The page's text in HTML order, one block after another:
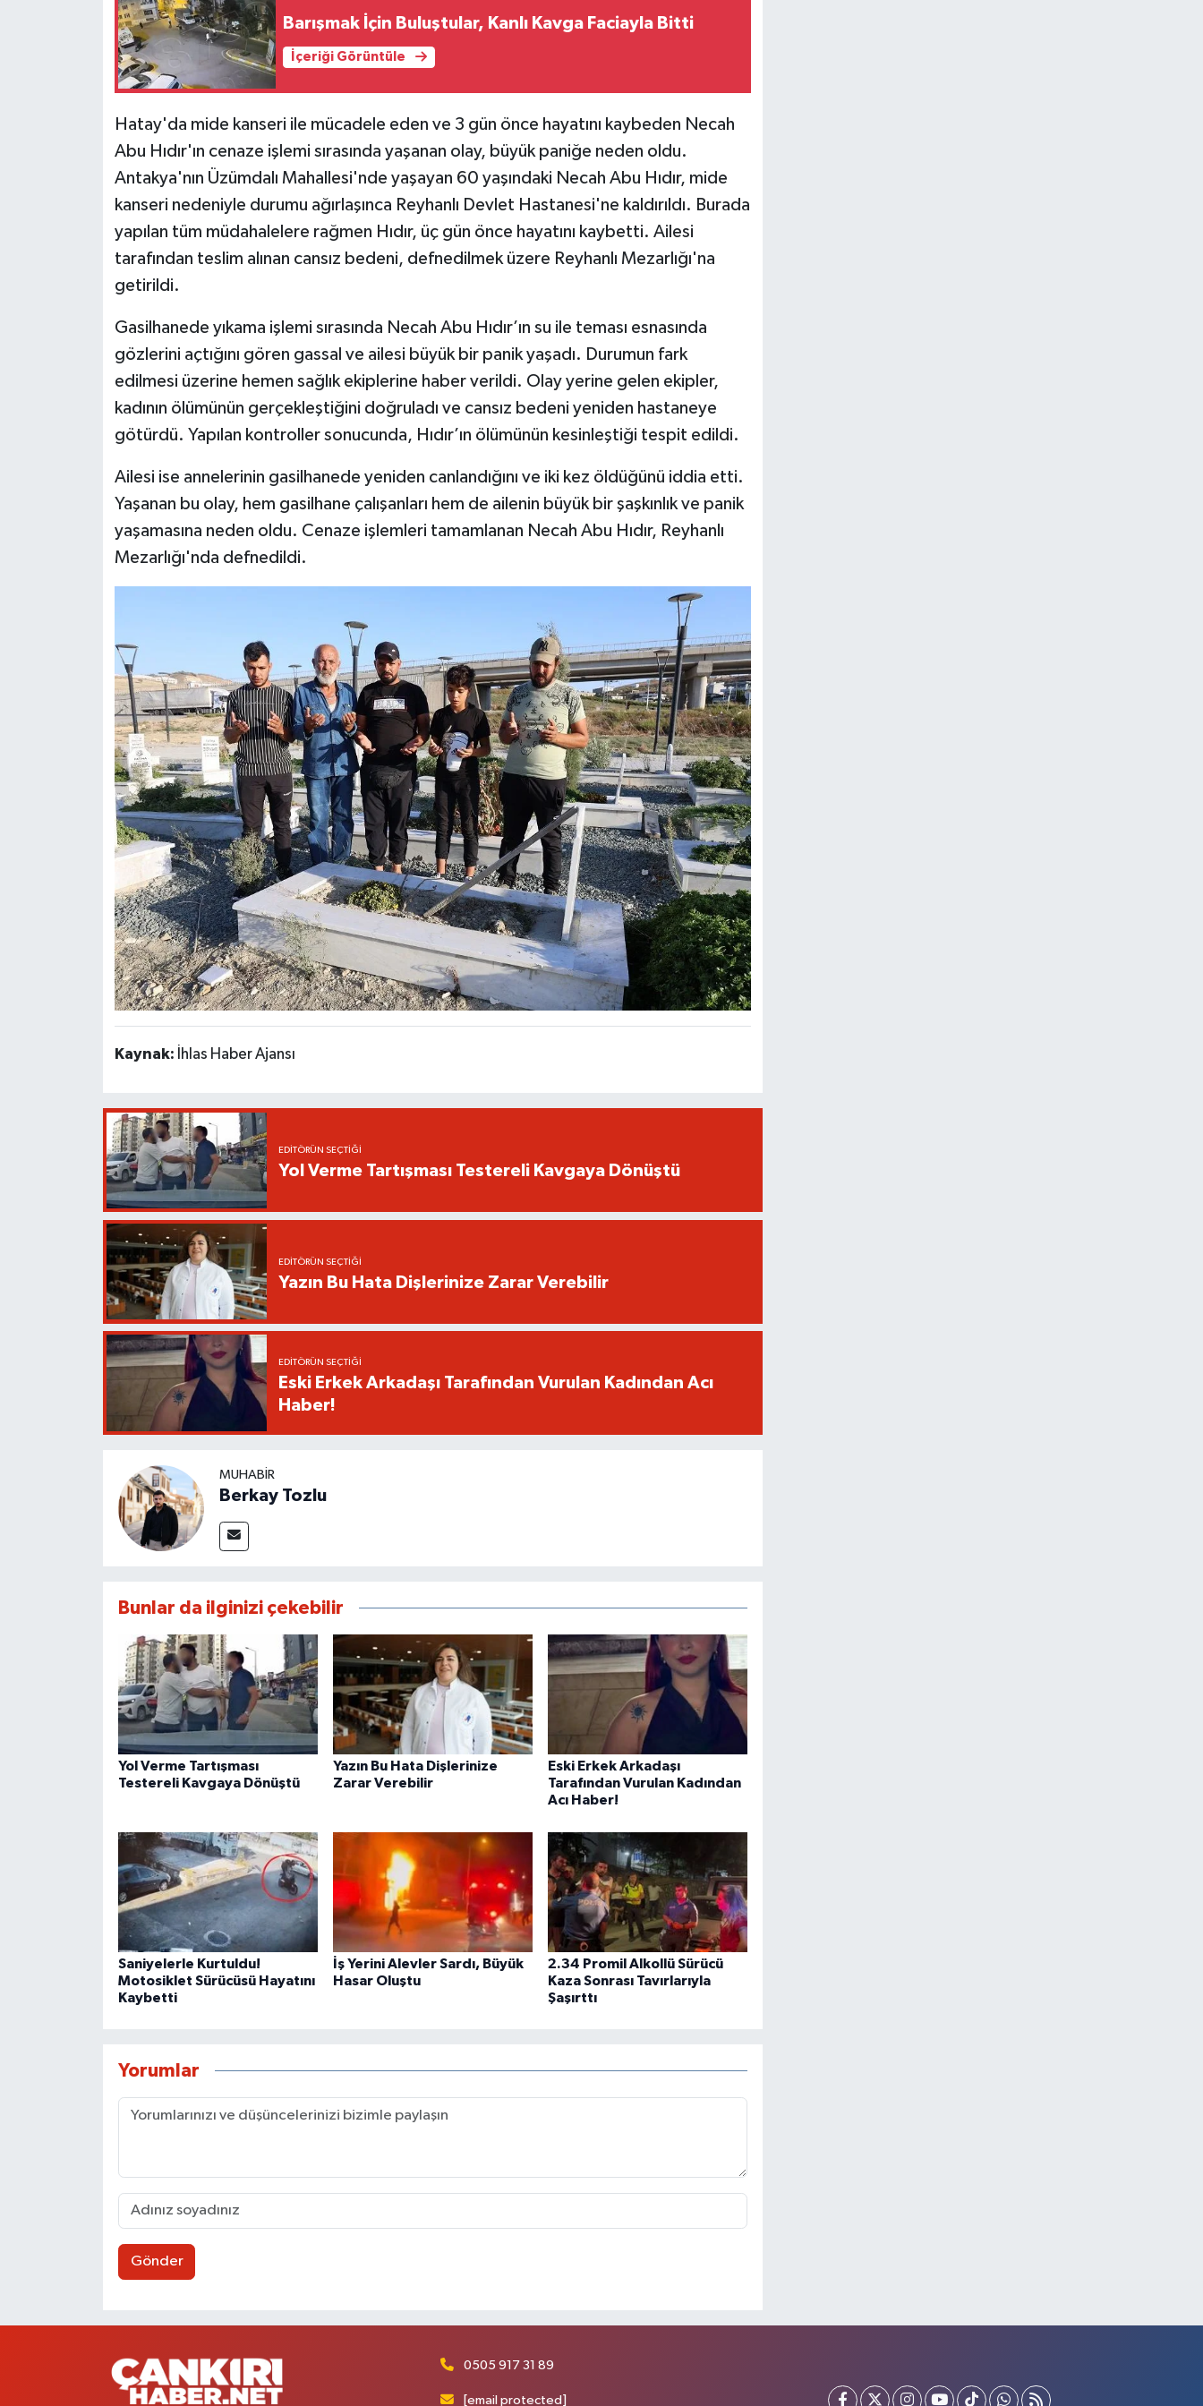
Barışmak İçin Buluştular, Kanlı Kavga Faciayla Bitti
İçeriği Görüntüle
Hatay'da mide kanseri ile mücadele eden ve 3 gün önce hayatını kaybeden Necah
Abu Hıdır'ın cenaze işlemi sırasında yaşanan olay, büyük paniğe neden oldu.
Antakya'nın Üzümdalı Mahallesi'nde yaşayan 60 yaşındaki Necah Abu Hıdır, mide
kanseri nedeniyle durumu ağırlaşınca Reyhanlı Devlet Hastanesi'ne kaldırıldı. Burada
yapılan tüm müdahalelere rağmen Hıdır, üç gün önce hayatını kaybetti. Ailesi
tarafından teslim alınan cansız bedeni, defnedilmek üzere Reyhanlı Mezarlığı'na
getirildi.
Gasilhanede yıkama işlemi sırasında Necah Abu Hıdır’ın su ile teması esnasında
gözlerini açtığını gören gassal ve ailesi büyük bir panik yaşadı. Durumun fark
edilmesi üzerine hemen sağlık ekiplerine haber verildi. Olay yerine gelen ekipler,
kadının ölümünün gerçekleştiğini doğruladı ve cansız bedeni yeniden hastaneye
götürdü. Yapılan kontroller sonucunda, Hıdır’ın ölümünün kesinleştiği tespit edildi.
Ailesi ise annelerinin gasilhanede yeniden canlandığını ve iki kez öldüğünü iddia etti.
Yaşanan bu olay, hem gasilhane çalışanları hem de ailenin büyük bir şaşkınlık ve panik
yaşamasına neden oldu. Cenaze işlemleri tamamlanan Necah Abu Hıdır, Reyhanlı
Mezarlığı'nda defnedildi.
Kaynak: İhlas Haber Ajansı
EDITÖRÜN SEÇTIĞI
Yol Verme Tartışması Testereli Kavgaya Dönüştü
EDITÖRÜN SEÇTIĞI
Yazın Bu Hata Dişlerinize Zarar Verebilir
EDITÖRÜN SEÇTIĞI
Eski Erkek Arkadaşı Tarafından Vurulan Kadından Acı
Haber!
MUHABIR
Berkay Tozlu
Bunlar da ilginizi çekebilir
Yol Verme Tartışması
Testereli Kavgaya Dönüştü
Yazın Bu Hata Dişlerinize
Zarar Verebilir
Eski Erkek Arkadaşı
Tarafından Vurulan Kadından
Acı Haber!
Saniyelerle Kurtuldu!
Motosiklet Sürücüsü Hayatını
Kaybetti
İş Yerini Alevler Sardı, Büyük
Hasar Oluştu
2.34 Promil Alkollü Sürücü
Kaza Sonrası Tavırlarıyla
Şaşırttı
Yorumlar
Gönder
0505 917 31 89
[email protected]